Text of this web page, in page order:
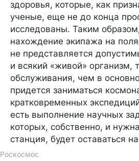
здоровья, которые, как
ученые, еще не до конца
исследованы. Таким
нахождение экипажа на
не представляется
и всякий «живой» организм,
обслуживания, чем в
придется заниматься
кратковременных
есть выполнение научных
которых, собственно, и
станция, будет оставаться
Роскосмос